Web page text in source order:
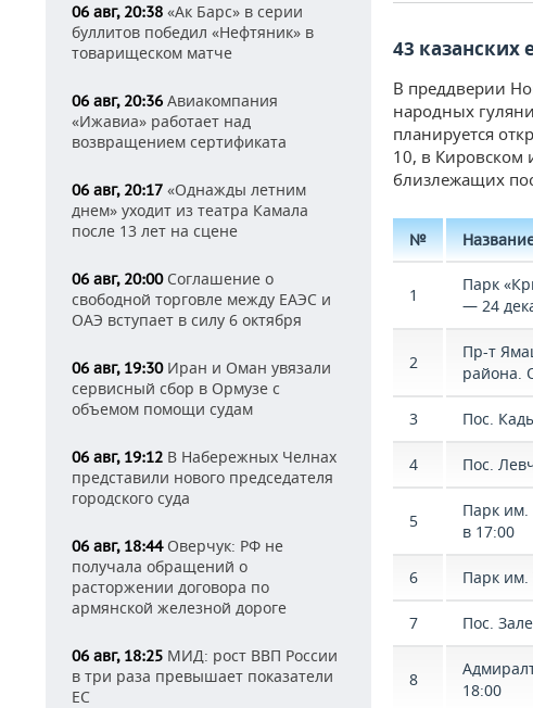
06 авг, 20:38 «Ак Барс» в серии
буллитов победил «Нефтяник» в
товарищеском матче
06 авг, 20:36 Авиакомпания
«Ижавиа» работает над
возвращением сертификата
06 авг, 20:17 «Однажды летним
днем» уходит из театра Камала
после 13 лет на сцене
06 авг, 20:00Соглашение о
свободной торговле между ЕАЭС и
ОАЭ вступает в силу 6 октября
06 авг, 19:30Иран и Оман увязали
сервисный сбор в Ормузе с
объемом помощи судам
06 авг, 19:12 В Набережных Челнах
представили нового председателя
городского суда
06 авг, 18:44Оверчук: РФ не
получала обращений о
расторжении договора по
армянской железной дороге
06 авг, 18:25 МИД: рост ВВП России
в три раза превышает показатели
ЕС
43 казанских
В преддверии
народных
планируется
10, в Кировском
близлежащих
№
1
Парк
— 24
2
Пр-т
района.
3 Пос.
4 Пос.
5
Парк им.
в 17:00
6 Парк им.
7 Пос.
8
18:00